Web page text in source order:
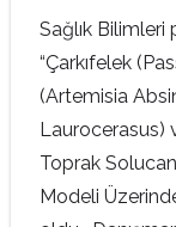
Sağlık Bilimleri
“Çarkıfelek
(Artemisia
Laurocerasus)
Toprak
Modeli